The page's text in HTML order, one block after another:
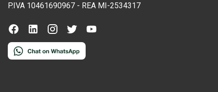
P.IVA 10461690967 - REA MI-2534317